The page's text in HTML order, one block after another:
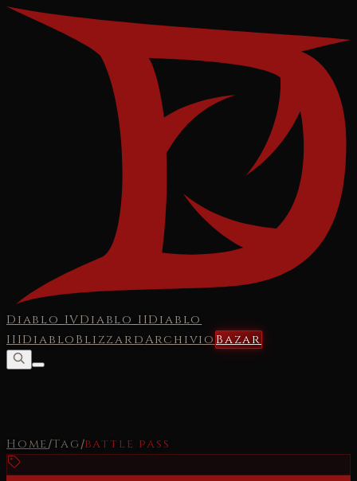
Diablo IVDiablo IIDiablo
IIIDiabloBlizzardArchivioBazar
Home/Tag /battle pass